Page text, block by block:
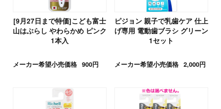
[9月27日まで特価]こども富士
山はぶらし やわらかめ ピンク
1本入
メーカー希望小売価格 900円
ピジョン 親子で乳歯ケア 仕上
げ専用 電動歯ブラシ グリーン
1セット
メーカー希望小売価格 2,000円